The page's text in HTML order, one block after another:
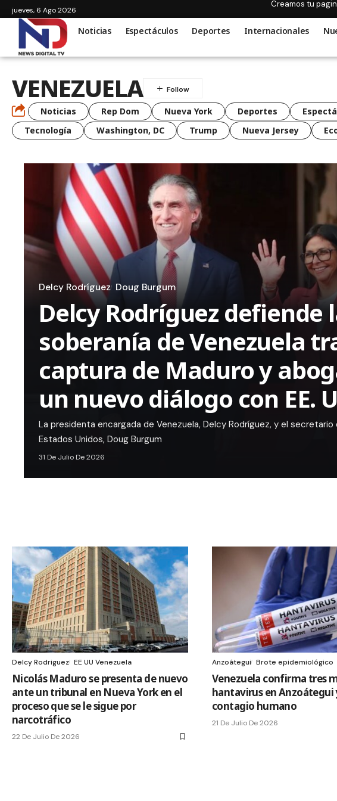
jueves, 6 Ago 2026
Creamos tu
Noticias Espectáculos Deportes Internacionales
VENEZUELA
Noticias Rep Dom Nueva York Deportes
Tecnología
Washington, DC Trump Nueva Jersey
Delcy Rodríguez Doug Burgum
Delcy Rodríguez defiende
soberanía de Venezuela
captura de Maduro y
un nuevo diálogo con EE.
La presidenta encargada de Venezuela, Delcy Rodríguez, y el
Estados Unidos, Doug Burgum
31 De Julio De 2026
Delcy Rodriguez EE UU Venezuela
Nicolás Maduro se presenta de nuevo
ante un tribunal en Nueva York en el
proceso que se le sigue por
narcotráfico
22 De Julio De 2026
Anzoátegui Brote epidemiológico
Venezuela confirma tres
hantavirus en Anzoátegui
contagio humano
21 De Julio De 2026